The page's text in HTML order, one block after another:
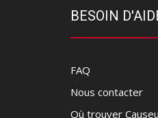
BESOIN
FAQ
Nous contacter
Où trouver